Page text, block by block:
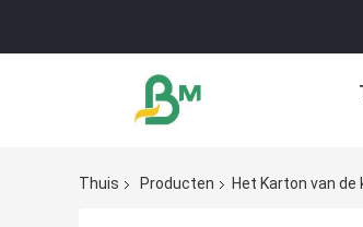
Thuis Producten Het Karton van de